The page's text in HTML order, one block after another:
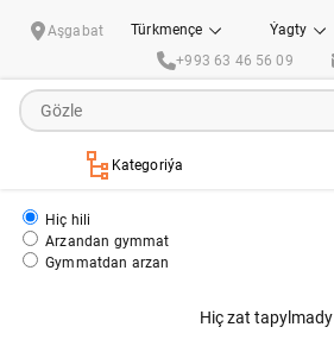
Aşgabat Türkmençe
Ýagty
+993 63 46 56 09
Kategoriýa
Hiç hili
Arzandan gymmat
Gymmatdan arzan
Hiç zat tapylmady